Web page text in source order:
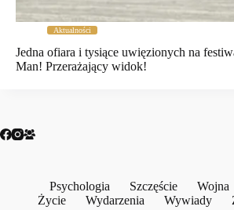
Aktualności
Jedna ofiara i tysiące uwięzionych na
Man! Przerażający widok!
Psychologia Szczęście Wojna
Życie
Wydarzenia Wywiady